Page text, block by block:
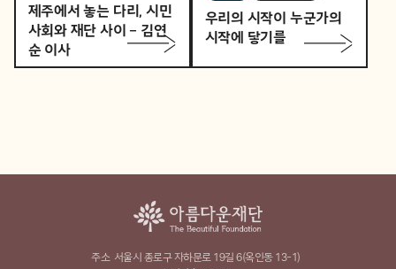
제주에서 놓는 다리, 시민
사회와 재단 사이 – 김연
순 이사
우리의 시작이 누군가의
시작에 닿기를
주소 서울시 종로구 자하문로 19길 6(옥인동 13-1)